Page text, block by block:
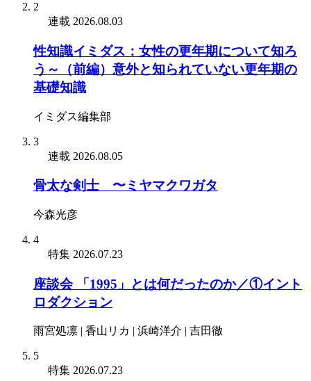
2
連載 2026.08.03
性知識イミダス：女性の更年期について知ろ
う～（前編）意外と知られていない更年期の
基礎知識
イミダス編集部
3
連載 2026.08.05
骨太な剣士 〜ミヤマクワガタ
今森光彦
4
特集 2026.07.23
座談会 「1995」とは何だったのか／①イント
ロダクション
雨宮処凛 | 香山リカ | 浜崎洋介 | 吉田徹
5
特集 2026.07.23